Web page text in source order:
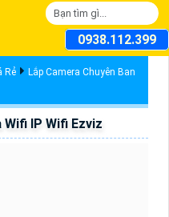
0938.112.399
Rẻ
Lắp Camera Chuyên Ban
IP Wifi Ezviz